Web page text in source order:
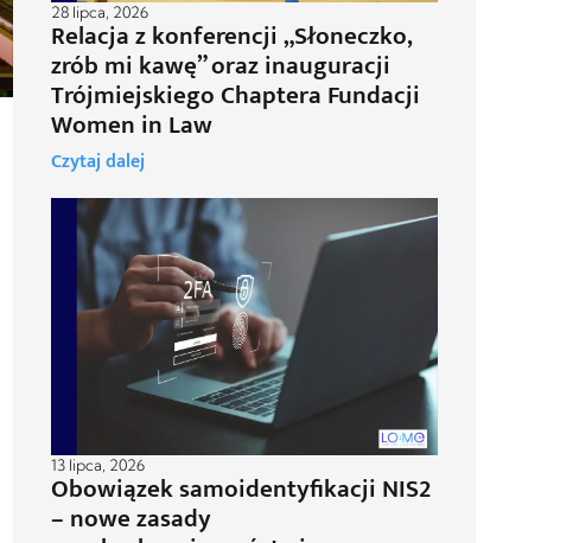
28 lipca, 2026
Relacja z konferencji „Słoneczko,
zrób mi kawę” oraz inauguracji
Trójmiejskiego Chaptera Fundacji
Women in Law
Czytaj dalej
13 lipca, 2026
Obowiązek samoidentyfikacji NIS2
– nowe zasady